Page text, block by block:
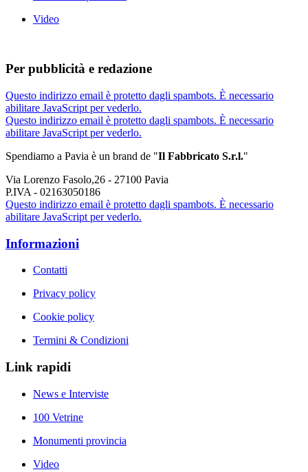
Video
Per pubblicità e redazione
Questo indirizzo email è protetto dagli spambots. È necessario
abilitare JavaScript per vederlo.
Questo indirizzo email è protetto dagli spambots. È necessario
abilitare JavaScript per vederlo.
Spendiamo a Pavia è un brand de "Il Fabbricato S.r.l."
Via Lorenzo Fasolo,26 - 27100 Pavia
P.IVA - 02163050186
Questo indirizzo email è protetto dagli spambots. È necessario
abilitare JavaScript per vederlo.
Informazioni
Contatti
Privacy policy
Cookie policy
Termini & Condizioni
Link rapidi
News e Interviste
100 Vetrine
Monumenti provincia
Video